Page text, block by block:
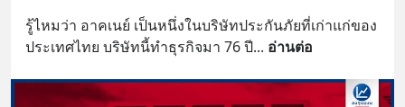
รู้ไหมว่า อาคเนย์ เป็นหนึ่งในบริษัทประกันภัยที่เก่าแก่ของ
ประเทศไทย บริษัทนี้ทำธุรกิจมา 76 ปี... อ่านต่อ